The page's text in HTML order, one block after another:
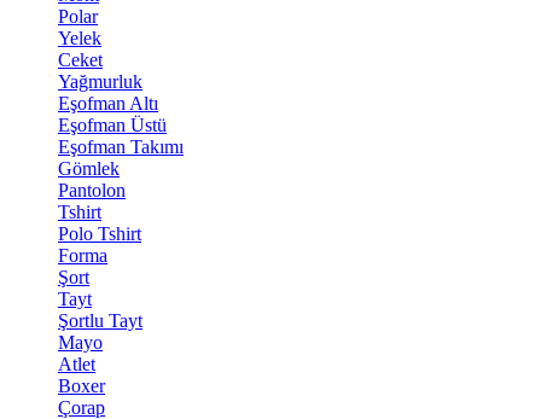
Polar
Yelek
Ceket
Yağmurluk
Eşofman Altı
Eşofman Üstü
Eşofman Takımı
Gömlek
Pantolon
Tshirt
Polo Tshirt
Forma
Şort
Tayt
Şortlu Tayt
Mayo
Atlet
Boxer
Çorap